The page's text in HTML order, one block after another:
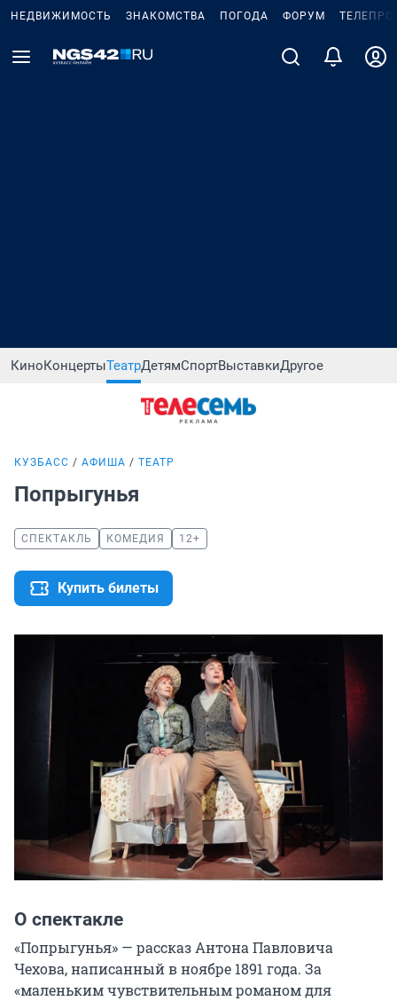
НЕДВИЖИМОСТЬ ЗНАКОМСТВА ПОГОДА ФОРУМ
КиноКонцертыТеатрДетямСпортВыставкиДругое
КУЗБАСС АФИША ТЕАТР
Попрыгунья
СПЕКТАКЛЬ КОМЕДИЯ 12+
Купить билеты
О спектакле
«Попрыгунья» — рассказ Антона Павловича
Чехова, написанный в ноябре 1891 года. За
«маленьким чувствительным романом для